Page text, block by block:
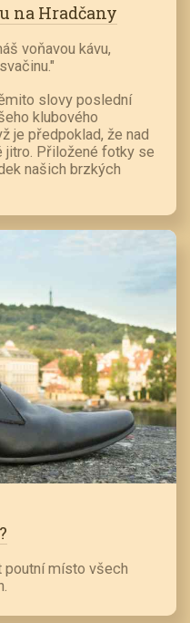
na Hradčany
voňavou kávu,
slovy poslední
klubového
je předpoklad, že nad
jitro. Přiložené fotky se
našich brzkých
poutní místo všech